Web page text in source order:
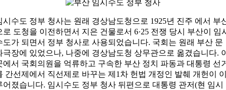
시수도 정부 청사는 원래 경상남도청으로 1925년 진주 에서 부
로 도청을 이전하면서 지은 건물로서 6·25 전쟁 당시 부산이 임
도가 되면서 정부 청사로 사용되었습니다. 국회는 원래 부산 문
극장에 있었으나, 나중에 경상남도청 상무관으로 옮겼습니다.
에서 국회의원을 억류하고 구속한 부산 정치 파동과 대통령 선
간선제에서 직선제로 바꾸는 제1차 헌법 개정인 발췌 개헌이
어졌습니다. 임시수도 정부 청사 뒤편으로 대통령 관저(현 임시